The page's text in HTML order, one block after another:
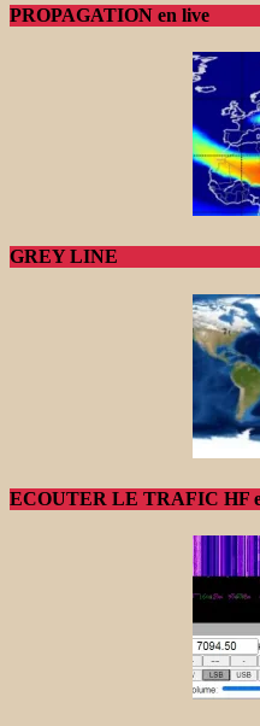
PROPAGATION en live
GREY LINE
ECOUTER LE TRAFIC HF